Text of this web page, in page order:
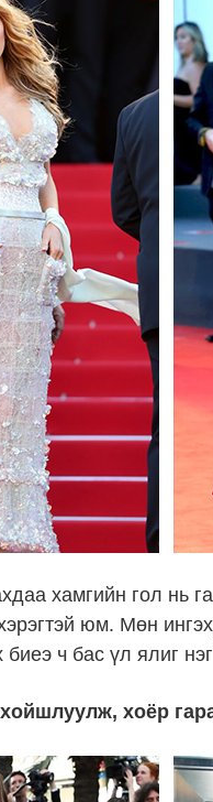
хамгийн гол нь
юм. Мөн
биеэ ч бас үл ялиг
хоёр